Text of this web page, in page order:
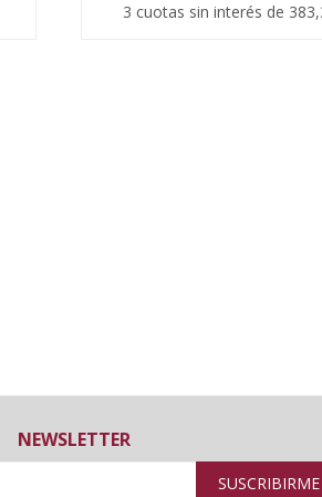
3 cuotas sin interés de
NEWSLETTER
SUSCRIBIRME